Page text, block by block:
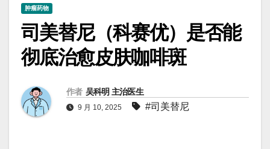
肿瘤药物
司美替尼（科赛优）是否能
彻底治愈皮肤咖啡斑
作者 吴科明 主治医生
9 月 10, 2025 #司美替尼